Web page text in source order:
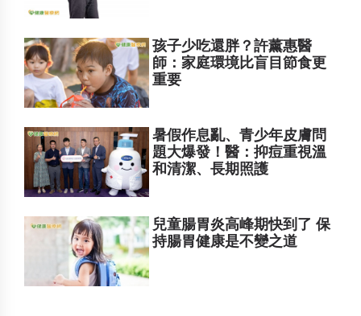
孩子少吃還胖？許薰惠醫
師：家庭環境比盲目節食更
重要
暑假作息亂、青少年皮膚問
題大爆發！醫：抑痘重視溫
和清潔、長期照護
兒童腸胃炎高峰期快到了 保
持腸胃健康是不變之道